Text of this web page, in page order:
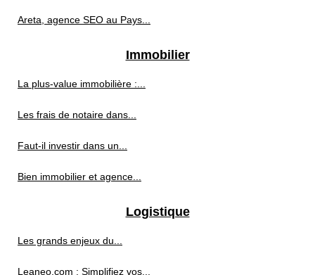
Areta, agence SEO au Pays...
Immobilier
La plus-value immobilière :...
Les frais de notaire dans...
Faut-il investir dans un...
Bien immobilier et agence...
Logistique
Les grands enjeux du...
Leaneo.com : Simplifiez vos...